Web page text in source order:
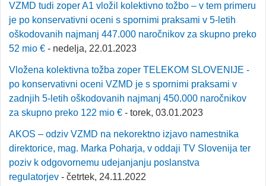
VZMD tudi zoper A1 vložil kolektivno tožbo – v tem primeru
je po konservativni oceni s spornimi praksami v 5-letih
oškodovanih najmanj 447.000 naročnikov za skupno preko
52 mio € - nedelja, 22.01.2023
Vložena kolektivna tožba zoper TELEKOM SLOVENIJE -
po konservativni oceni VZMD je s spornimi praksami v
zadnjih 5-letih oškodovanih najmanj 450.000 naročnikov
za skupno preko 122 mio € - torek, 03.01.2023
AKOS – odziv VZMD na nekorektno izjavo namestnika
direktorice, mag. Marka Poharja, v oddaji TV Slovenija ter
poziv k odgovornemu udejanjanju poslanstva
regulatorjev - četrtek, 24.11.2022